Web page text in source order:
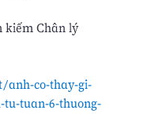
kiếm Chân lý
co-thay-gi-
tu-tuan-6-thuong-